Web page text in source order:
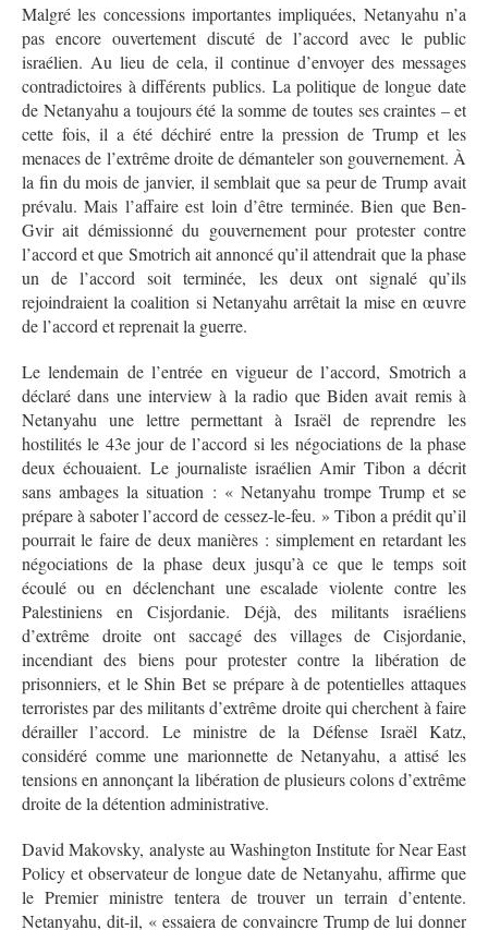
Malgré les concessions importantes impliquées, Netanyahu n’a
pas encore ouvertement discuté de l’accord avec le public
israélien. Au lieu de cela, il continue d’envoyer des messages
contradictoires à différents publics. La politique de longue date
de Netanyahu a toujours été la somme de toutes ses craintes – et
cette fois, il a été déchiré entre la pression de Trump et les
menaces de l’extrême droite de démanteler son gouvernement. À
la fin du mois de janvier, il semblait que sa peur de Trump avait
prévalu. Mais l’affaire est loin d’être terminée. Bien que Ben-
Gvir ait démissionné du gouvernement pour protester contre
l’accord et que Smotrich ait annoncé qu’il attendrait que la phase
un de l’accord soit terminée, les deux ont signalé qu’ils
rejoindraient la coalition si Netanyahu arrêtait la mise en œuvre
de l’accord et reprenait la guerre.
Le lendemain de l’entrée en vigueur de l’accord, Smotrich a
déclaré dans une interview à la radio que Biden avait remis à
Netanyahu une lettre permettant à Israël de reprendre les
hostilités le 43e jour de l’accord si les négociations de la phase
deux échouaient. Le journaliste israélien Amir Tibon a décrit
sans ambages la situation : « Netanyahu trompe Trump et se
prépare à saboter l’accord de cessez-le-feu. » Tibon a prédit qu’il
pourrait le faire de deux manières : simplement en retardant les
négociations de la phase deux jusqu’à ce que le temps soit
écoulé ou en déclenchant une escalade violente contre les
Palestiniens en Cisjordanie. Déjà, des militants israéliens
d’extrême droite ont saccagé des villages de Cisjordanie,
incendiant des biens pour protester contre la libération de
prisonniers, et le Shin Bet se prépare à de potentielles attaques
terroristes par des militants d’extrême droite qui cherchent à faire
dérailler l’accord. Le ministre de la Défense Israël Katz,
considéré comme une marionnette de Netanyahu, a attisé les
tensions en annonçant la libération de plusieurs colons d’extrême
droite de la détention administrative.
David Makovsky, analyste au Washington Institute for Near East
Policy et observateur de longue date de Netanyahu, affirme que
le Premier ministre tentera de trouver un terrain d’entente.
Netanyahu, dit-il, « essaiera de convaincre Trump de lui donner